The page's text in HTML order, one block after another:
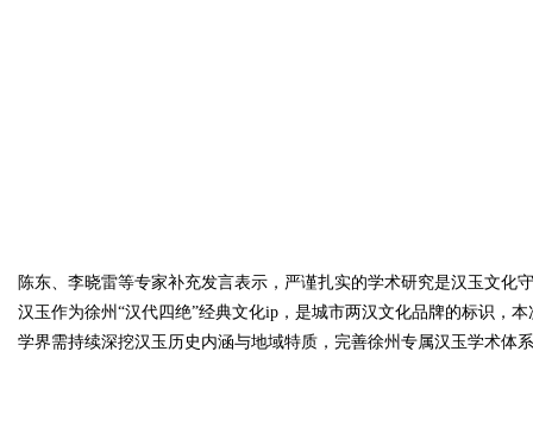
陈东、李晓雷等专家补充发言表示，严谨扎实的学术研究是汉玉文化
汉玉作为徐州“汉代四绝”经典文化ip，是城市两汉文化品牌的标识，
学界需持续深挖汉玉历史内涵与地域特质，完善徐州专属汉玉学术体